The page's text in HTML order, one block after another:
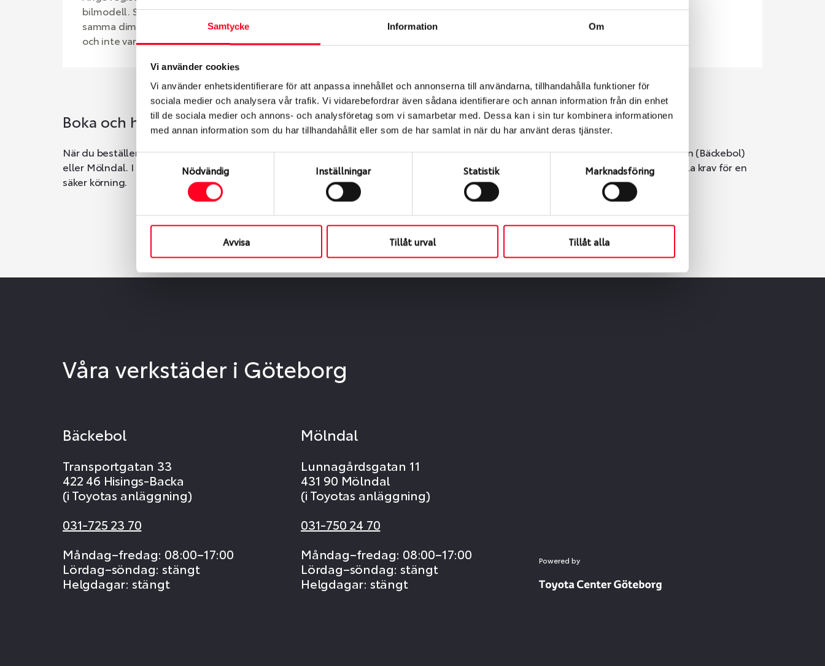
Samtycke Information Om
Vi använder cookies
Vi använder enhetsidentifierare för att anpassa innehållet och annonserna till användarna, tillhandahålla funktioner för
sociala medier och analysera vår trafik. Vi vidarebefordrar även sådana identifierare och annan information från din enhet
till de sociala medier och annons- och analysföretag som vi samarbetar med. Dessa kan i sin tur kombinera informationen
med annan information som du har tillhandahållit eller som de har samlat in när du har använt deras tjänster.
Samtyckesval
Nödvändig Inställningar Statistik Marknadsföring
Avvisa Tillåt urval Tillåt alla
bilmodell. Se till att kolla en extra gång så att däck och fälg har
samma dimensioner. Ibland kan fälgen ha bytts ut under årens lopp
och inte vara samma dimension som bilen hade ut från fabrik.
Boka och hämta hos Däckspecialen
När du beställer dina nya däck eller fälgar hos oss levereras de direkt till någon av våra däckverkstäder i Göteborg. Välj mellan Hisingen (Bäckebol)
eller Mölndal. I beställningen anger du datum och tid för upphämtning eller service. När vi byter dina däck ser vi till att de uppfyller alla krav för en
säker körning.
Våra verkstäder i Göteborg
Bäckebol
Transportgatan 33
422 46 Hisings-Backa
(i Toyotas anläggning)
031-725 23 70
Måndag–fredag: 08:00–17:00
Lördag–söndag: stängt
Helgdagar: stängt
Mölndal
Lunnagårdsgatan 11
431 90 Mölndal
(i Toyotas anläggning)
031-750 24 70
Måndag–fredag: 08:00–17:00
Lördag–söndag: stängt
Helgdagar: stängt
Powered by